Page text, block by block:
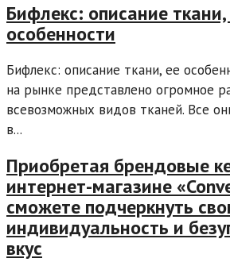
Бифлекс: описание ткани,
особенности
Бифлекс: описание ткани, ее
на рынке представлено огромное
всевозможных видов тканей. Все
в...
Приобретая брендовые
интернет-магазине
сможете подчеркнуть
индивидуальность и
вкус